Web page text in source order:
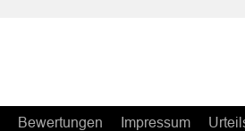
Bewertungen Impressum